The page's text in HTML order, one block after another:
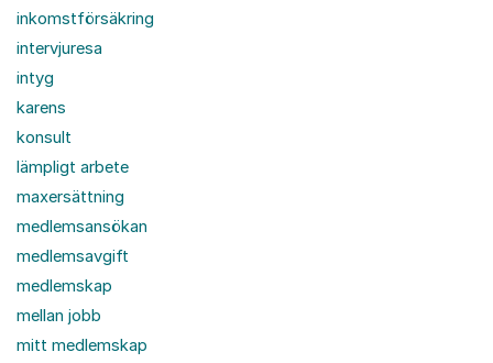
inkomstförsäkring
intervjuresa
intyg
karens
konsult
lämpligt arbete
maxersättning
medlemsansökan
medlemsavgift
medlemskap
mellan jobb
mitt medlemskap